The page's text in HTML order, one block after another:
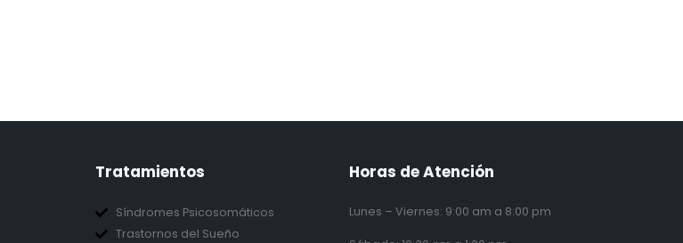
Tratamientos
Síndromes Psicosomáticos
Trastornos del Sueño
Horas de Atención
Lunes – Viernes: 9:00 am a 8:00 pm